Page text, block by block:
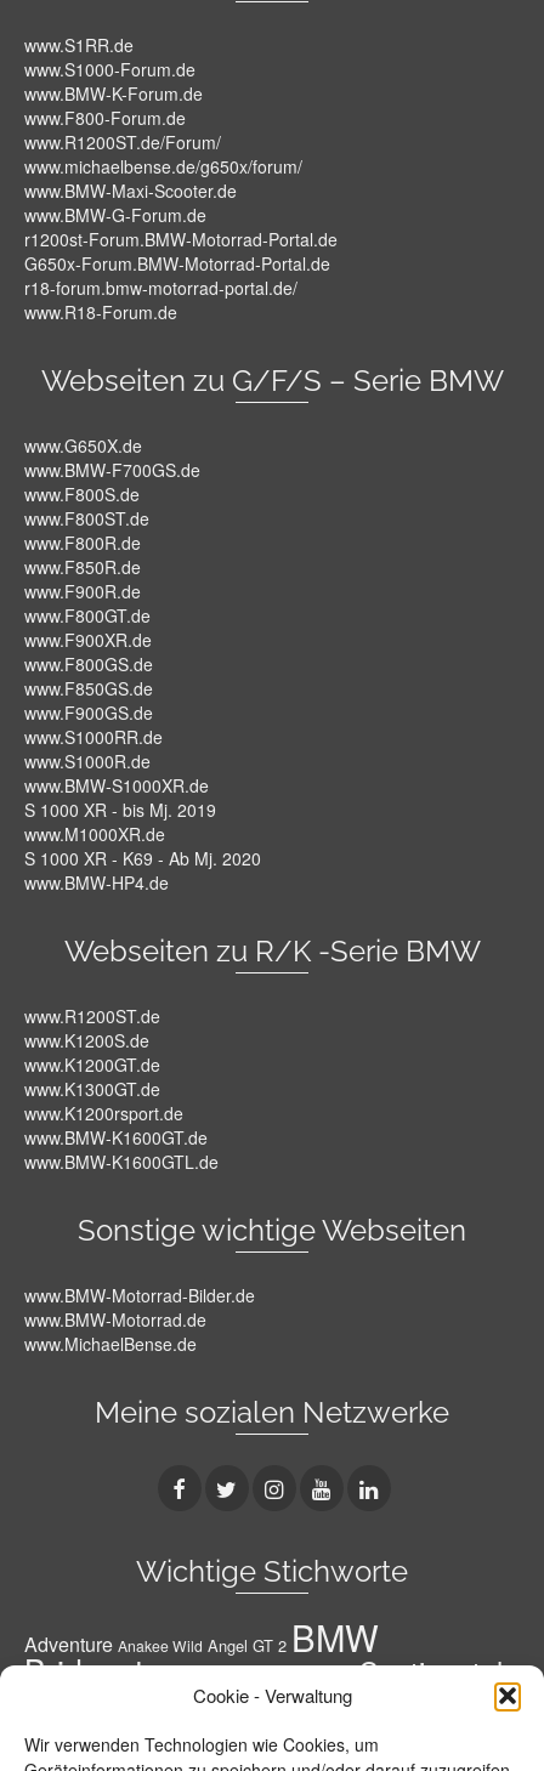
Cookie - Verwaltung
Wir verwenden Technologien wie Cookies, um
www.S1RR.de
www.S1000-Forum.de
www.BMW-K-Forum.de
www.F800-Forum.de
www.R1200ST.de/Forum/
www.michaelbense.de/g650x/forum/
www.BMW-Maxi-Scooter.de
www.BMW-G-Forum.de
r1200st-Forum.BMW-Motorrad-Portal.de
G650x-Forum.BMW-Motorrad-Portal.de
r18-forum.bmw-motorrad-portal.de/
www.R18-Forum.de
Webseiten zu G/F/S – Serie BMW
www.G650X.de
www.BMW-F700GS.de
www.F800S.de
www.F800ST.de
www.F800R.de
www.F850R.de
www.F900R.de
www.F800GT.de
www.F900XR.de
www.F800GS.de
www.F850GS.de
www.F900GS.de
www.S1000RR.de
www.S1000R.de
www.BMW-S1000XR.de
S 1000 XR - bis Mj. 2019
www.M1000XR.de
S 1000 XR - K69 - Ab Mj. 2020
www.BMW-HP4.de
Webseiten zu R/K -Serie BMW
www.R1200ST.de
www.K1200S.de
www.K1200GT.de
www.K1300GT.de
www.K1200rsport.de
www.BMW-K1600GT.de
www.BMW-K1600GTL.de
Sonstige wichtige Webseiten
www.BMW-Motorrad-Bilder.de
www.BMW-Motorrad.de
www.MichaelBense.de
Meine sozialen Netzwerke
Wichtige Stichworte
Adventure Anakee Wild Angel GT 2 BMW
Bridgestone Continental
Conti Road Attack 3 Conti RoadAttack 4
DunlopGeländereifen Grobstoller Honda